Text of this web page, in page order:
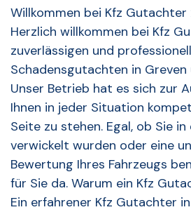
Willkommen bei Kfz Gutachter
Herzlich willkommen bei Kfz
zuverlässigen und
Schadensgutachten in Greven
Unser Betrieb hat es sich zur
Ihnen in jeder Situation
Seite zu stehen. Egal, ob Sie in
verwickelt wurden oder eine
Bewertung Ihres Fahrzeugs
für Sie da. Warum ein Kfz
Ein erfahrener Kfz Gutachter